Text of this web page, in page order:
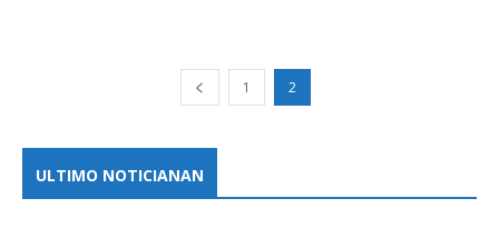
1 2
ULTIMO NOTICIANAN